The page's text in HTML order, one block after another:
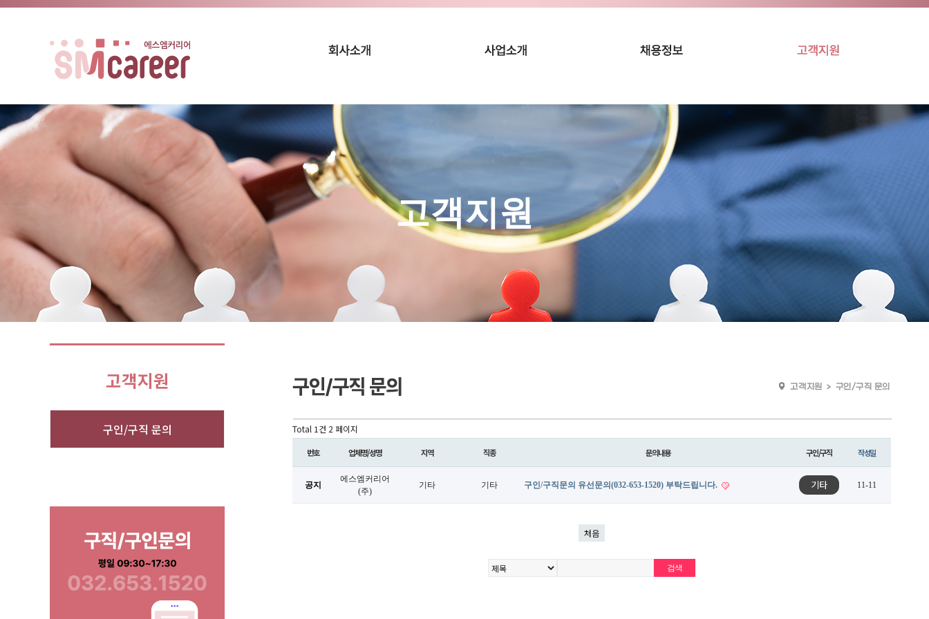
회사개요 조직구성도 / 위치 근로자파견 채용정보 입사지원서 다운로드 구인/구직 문의
고객지원
구인/구직 문의 Total 1건 2 페이지
번호 업체명/성명 지역 직종 문의내용 구인/구직 작성일
공지
에스엠커리어
(주)
기타 기타 구인/구직문의 유선문의(032-653-1520) 부탁드립니다. 기타 11-11
처음